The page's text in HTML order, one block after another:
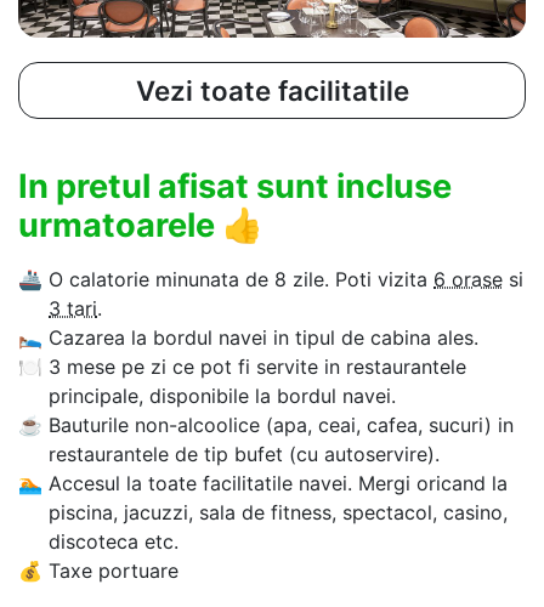
Vezi toate facilitatile
In pretul afisat sunt incluse
urmatoarele 👍
🚢 O calatorie minunata de 8 zile. Poti vizita 6 orase si
3 tari.
🛌 Cazarea la bordul navei in tipul de cabina ales.
🍽 3 mese pe zi ce pot fi servite in restaurantele
principale, disponibile la bordul navei.
☕ Bauturile non-alcoolice (apa, ceai, cafea, sucuri) in
restaurantele de tip bufet (cu autoservire).
🏊‍ Accesul la toate facilitatile navei. Mergi oricand la
piscina, jacuzzi, sala de fitness, spectacol, casino,
discoteca etc.
💰 Taxe portuare